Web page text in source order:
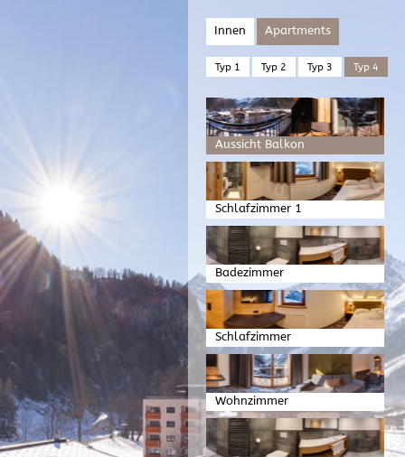
Innen Apartments
Typ 1 Typ 2 Typ 3 Typ 4
Aussicht Balkon
Schlafzimmer 1
Badezimmer
Schlafzimmer
Wohnzimmer